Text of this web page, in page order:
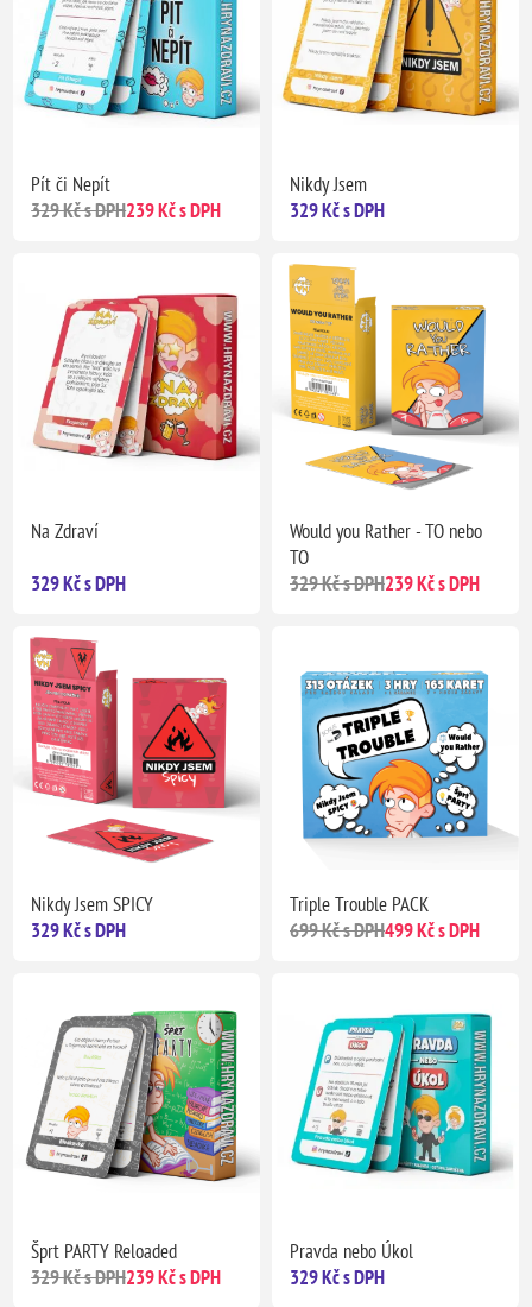
Pít či Nepít
329 Kč s DPH239 Kč s DPH
Nikdy Jsem
329 Kč s DPH
Na Zdraví
329 Kč s DPH
Would you Rather - TO nebo
TO
329 Kč s DPH239 Kč s DPH
Nikdy Jsem SPICY
329 Kč s DPH
Triple Trouble PACK
699 Kč s DPH499 Kč s DPH
Šprt PARTY Reloaded
329 Kč s DPH239 Kč s DPH
Pravda nebo Úkol
329 Kč s DPH